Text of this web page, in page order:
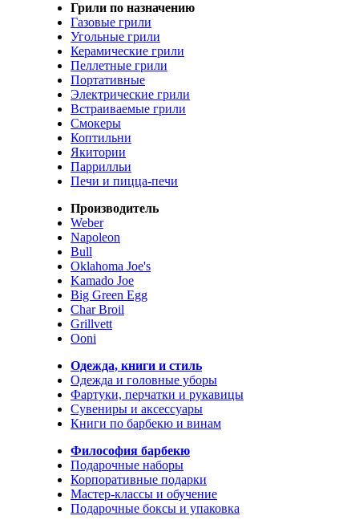
Грили по назначению
Газовые грили
Угольные грили
Керамические грили
Пеллетные грили
Портативные
Электрические грили
Встраиваемые грили
Смокеры
Коптильни
Якитории
Паррилльи
Печи и пицца-печи
Производитель
Weber
Napoleon
Bull
Oklahoma Joe's
Kamado Joe
Big Green Egg
Char Broil
Grillvett
Ooni
Одежда, книги и стиль
Одежда и головные уборы
Фартуки, перчатки и рукавицы
Сувениры и аксессуары
Книги по барбекю и винам
Философия барбекю
Подарочные наборы
Корпоративные подарки
Мастер-классы и обучение
Подарочные боксы и упаковка